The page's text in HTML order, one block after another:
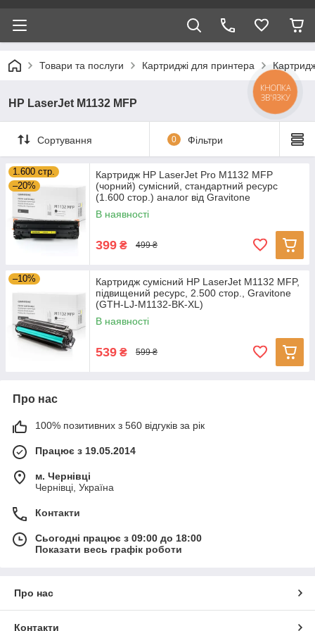
Товари та послуги Картриджі для принтера
HP LaserJet M1132 MFP
Сортування 0 Фільтри
1.600 стр.
–20%
Картридж HP LaserJet Pro M1132 MFP
(чорний) сумісний, стандартний ресурс
(1.600 стор.) аналог від Gravitone
В наявності
399 ₴ 499 ₴
–10%
Картридж сумісний HP LaserJet M1132 MFP,
підвищений ресурс, 2.500 стор., Gravitone
(GTH-LJ-M1132-BK-XL)
В наявності
539 ₴ 599 ₴
Про нас
100% позитивних з 560 відгуків за рік
Працює з 19.05.2014
м. Чернівці
Чернівці, Україна
Контакти
Сьогодні працює з 09:00 до 18:00
Показати весь графік роботи
Про нас
Контакти
КНОПКА
ЗВ'ЯЗКУ